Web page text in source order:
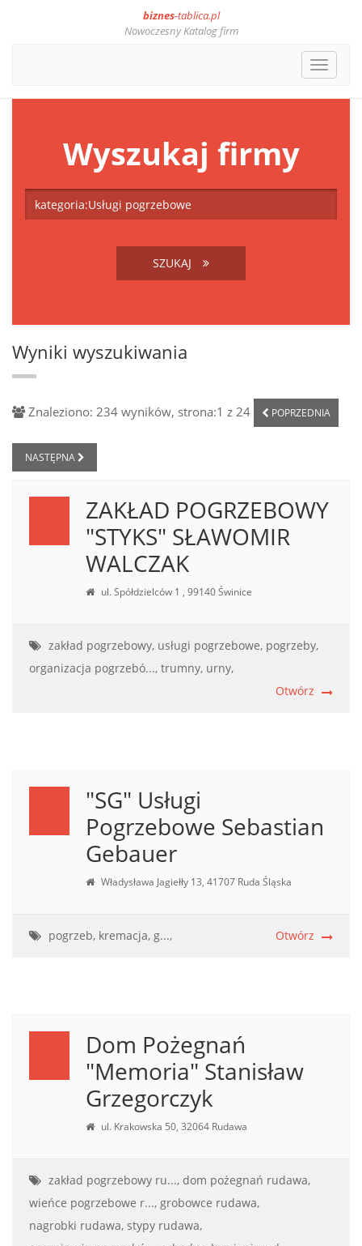
biznes-tablica.pl
Nowoczesny Katalog firm
Toggle
Wyszukaj firmy
SZUKAJ
Wyniki wyszukiwania
Znaleziono: 234 wyników, strona:1 z 24 POPRZEDNIA
NASTĘPNA
ZAKŁAD POGRZEBOWY
"STYKS" SŁAWOMIR
WALCZAK
ul. Spółdzielców 1 , 99140 Świnice
zakład pogrzebowy, usługi pogrzebowe, pogrzeby,
organizacja pogrzebó..., trumny, urny,
Otwórz
"SG" Usługi
Pogrzebowe Sebastian
Gebauer
Władysława Jagiełły 13, 41707 Ruda Śląska
pogrzeb, kremacja, g..., Otwórz
Dom Pożegnań
"Memoria" Stanisław
Grzegorczyk
ul. Krakowska 50, 32064 Rudawa
zakład pogrzebowy ru..., dom pożegnań rudawa,
wieńce pogrzebowe r..., grobowce rudawa,
nagrobki rudawa, stypy rudawa,